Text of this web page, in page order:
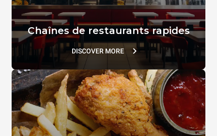
SPRAY&Rinse
DB1044A0
Chaînes de restaurants rapides
DISCOVER MORE